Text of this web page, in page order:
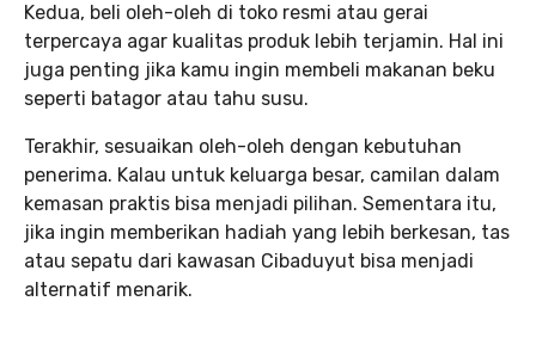
Kedua, beli oleh-oleh di toko resmi atau gerai
terpercaya agar kualitas produk lebih terjamin. Hal ini
juga penting jika kamu ingin membeli makanan beku
seperti batagor atau tahu susu.
Terakhir, sesuaikan oleh-oleh dengan kebutuhan
penerima. Kalau untuk keluarga besar, camilan dalam
kemasan praktis bisa menjadi pilihan. Sementara itu,
jika ingin memberikan hadiah yang lebih berkesan, tas
atau sepatu dari kawasan Cibaduyut bisa menjadi
alternatif menarik.